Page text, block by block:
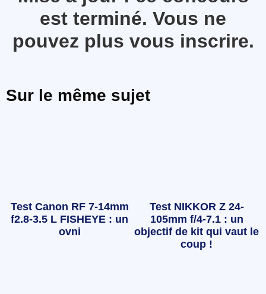
est terminé. Vous ne
pouvez plus vous inscrire.
Sur le même sujet
Test Canon RF 7-14mm
f2.8-3.5 L FISHEYE : un
ovni
Test NIKKOR Z 24-
105mm f/4-7.1 : un
objectif de kit qui vaut le
coup !